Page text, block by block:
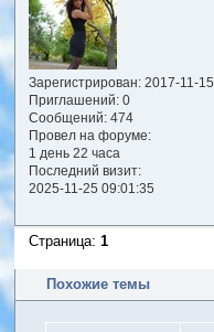
Зарегистрирован: 2017-11-15
Приглашений:0
Сообщений:474
Провел на форуме:
1 день 22 часа
Последний визит:
2025-11-25 09:01:35
Страница:1
Похожие темы